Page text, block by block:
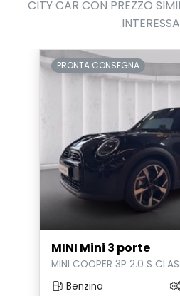
Volante sportivo
CITY CAR CON PREZZO
PRONTA CONSEGNA
MINI Mini 3 porte
MINI COOPER 3P 2.0 S
Benzina